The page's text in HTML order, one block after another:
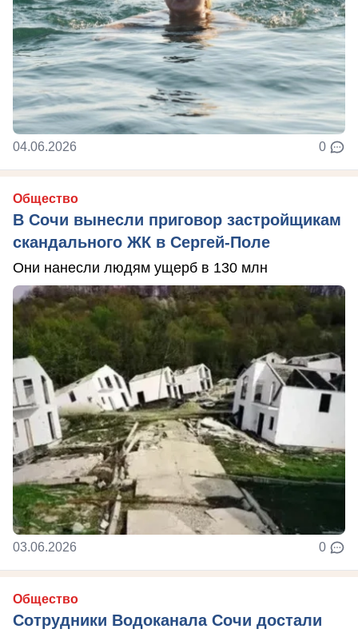
04.06.2026 0
Общество
В Сочи вынесли приговор застройщикам
скандального ЖК в Сергей-Поле
Они нанесли людям ущерб в 130 млн
03.06.2026 0
Общество
Сотрудники Водоканала Сочи достали